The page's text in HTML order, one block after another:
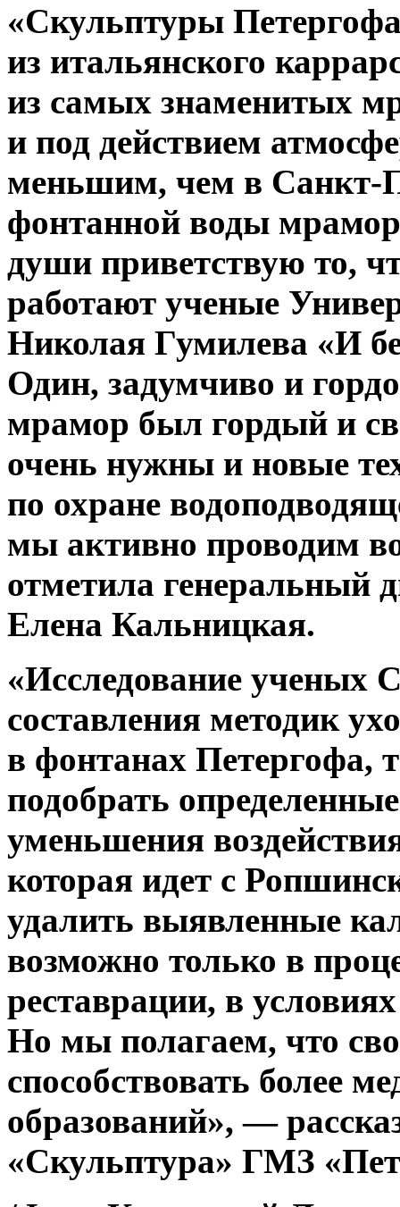
«Скульптуры
из итальянского
из самых знаменитых
и под действием
меньшим, чем в Санкт-
фонтанной воды
души приветствую то,
работают ученые
Николая Гумилева «И
Один, задумчиво и
мрамор был гордый и
очень нужны и новые
по охране
мы активно проводим
отметила генеральный
Елена Кальницкая.
«Исследование ученых
составления методик
в фонтанах Петергофа,
подобрать
уменьшения
которая идет с
удалить выявленные
возможно только в
реставрации, в
Но мы полагаем, что
способствовать более
образований», —
«Скульптура» ГМЗ